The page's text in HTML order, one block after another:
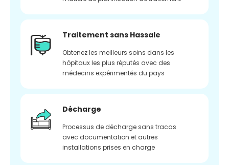
Traitement sans Hassale
Obtenez les meilleurs soins dans les
hôpitaux les plus réputés avec des
médecins expérimentés du pays
Décharge
Processus de décharge sans tracas
avec documentation et autres
installations prises en charge